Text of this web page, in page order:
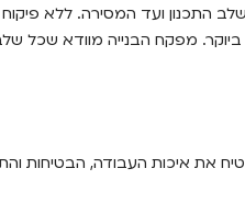
התכנון ועד המסירה. ללא פיקוח
ביוקר. מפקח הבנייה מוודא שכל
את איכות העבודה, הבטיחות